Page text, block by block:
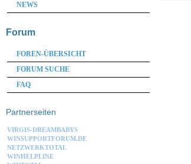
NEWS
Forum
FOREN-ÜBERSICHT
FORUM SUCHE
FAQ
Partnerseiten
VIRGIS-DREAMBABYS
WINSUPPORTFORUM.DE
NETZWERKTOTAL
WINHELPLINE